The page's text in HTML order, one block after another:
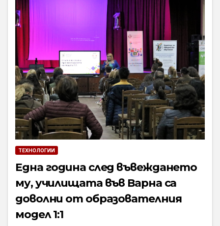
ТЕХНОЛОГИИ
Една година след въвеждането
му, училищата във Варна са
доволни от образователния
модел 1:1